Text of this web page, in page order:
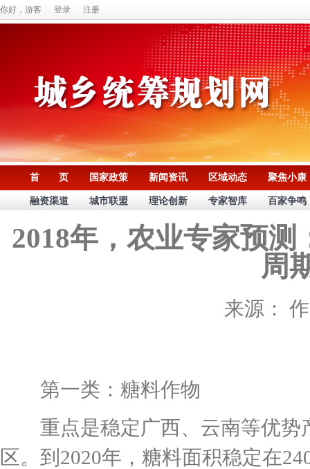
你好，游客 登录 注册
首 页 国家政策 新闻资讯 区域动态 聚焦小康
融资渠道 城市联盟 理论创新 专家智库 百家争鸣
2018年，农业专家预
周
来源：
第一类：糖料作物
重点是稳定广西、云南等优势
区。到2020年，糖料面积稳定在